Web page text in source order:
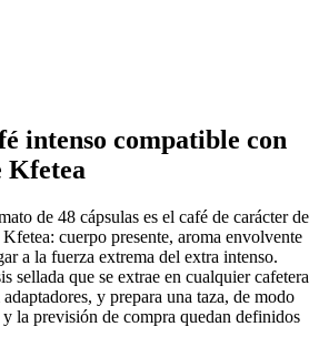
intenso compatible con
Kfetea
de 48 cápsulas es el café de carácter de
cuerpo presente, aroma envolvente
a la fuerza extrema del extra intenso.
sellada que se extrae en cualquier cafetera
y prepara una taza, de modo
la previsión de compra quedan definidos